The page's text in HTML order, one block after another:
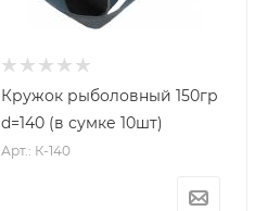
Кружок рыболовный 150гр
d=140 (в сумке 10шт)
Арт.: К-140